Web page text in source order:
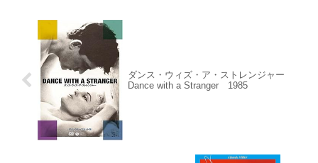
ダンス・ウィズ・ア・ストレンジャー
Dance with a Stranger 1985